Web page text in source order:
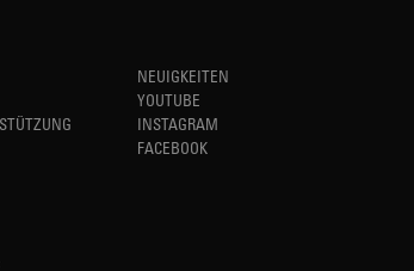
NEUIGKEITEN
YOUTUBE
INSTAGRAM
FACEBOOK